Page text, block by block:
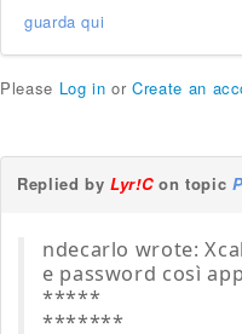
guarda qui
Please Log in orCreate an
Replied byLyr!Con topic
ndecarlo wrote:
e password così
*****
*******